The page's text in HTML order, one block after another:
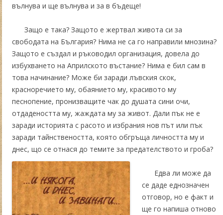
вълнува и ще вълнува и за в бъдеще!
Защо е така? Защото е жертвал живота си за
свободата на България? Нима не са го направили мнозина?
Защото е създал и ръководил организация, довела до
избухването на Априлското въстание? Нима е бил сам в
това начинание? Може би заради лъвския скок,
красноречието му, обаянието му, красивото му
песнопение, пронизващите чак до душата сини очи,
отдадеността му, жаждата му за живот. Дали пък не е
заради историята с расото и избрания нов път или пък
заради тайнствеността, която обгръща личността му и
днес, що се отнася до темите за предателството и гроба?
Едва ли може да
се даде еднозначен
отговор, но е факт и
ще го напиша отново